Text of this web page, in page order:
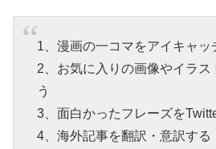
1、漫画の一コマをアイキャッ
2、お気に入りの画像やイラス
う
3、面白かったフレーズを
4、海外記事を翻訳・意訳する